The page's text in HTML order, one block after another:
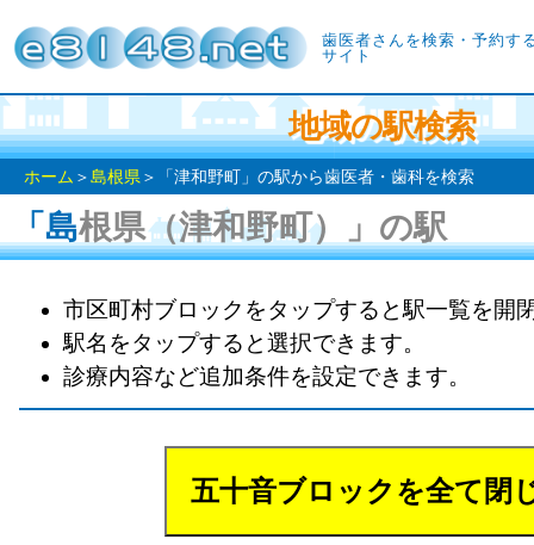
歯医者さんを検索・予約す
サイト
地域の駅検索
ホーム ＞島根県 ＞「津和野町」の駅から歯医者・歯科を検索
「島根県（津和野町）」の駅
市区町村ブロックをタップすると駅一覧を開
駅名をタップすると選択できます。
診療内容など追加条件を設定できます。